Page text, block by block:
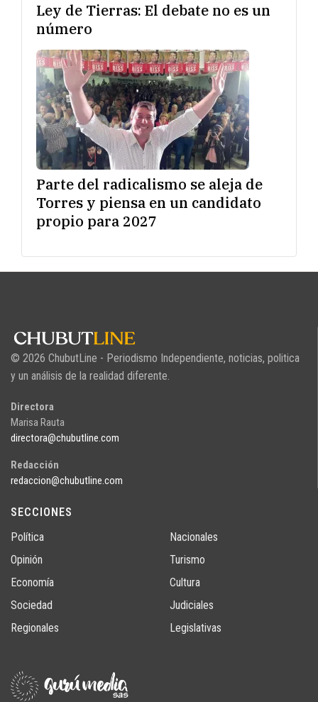
Ley de Tierras: El debate no es un
número
Parte del radicalismo se aleja de
Torres y piensa en un candidato
propio para 2027
© 2026 ChubutLine - Periodismo Independiente, noticias, politica
y un análisis de la realidad diferente.
Directora
Marisa Rauta
directora@chubutline.com
Redacción
redaccion@chubutline.com
SECCIONES
Política
Opinión
Economía
Sociedad
Regionales
Nacionales
Turismo
Cultura
Judiciales
Legislativas